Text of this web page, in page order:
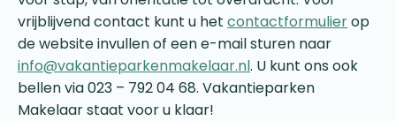
vrijblijvend contact kunt u het contactformulierop
de website invullen of een e-mail sturen naar
info@vakantieparkenmakelaar.nl. U kunt ons ook
bellen via 023 – 792 04 68. Vakantieparken
Makelaar staat voor u klaar!